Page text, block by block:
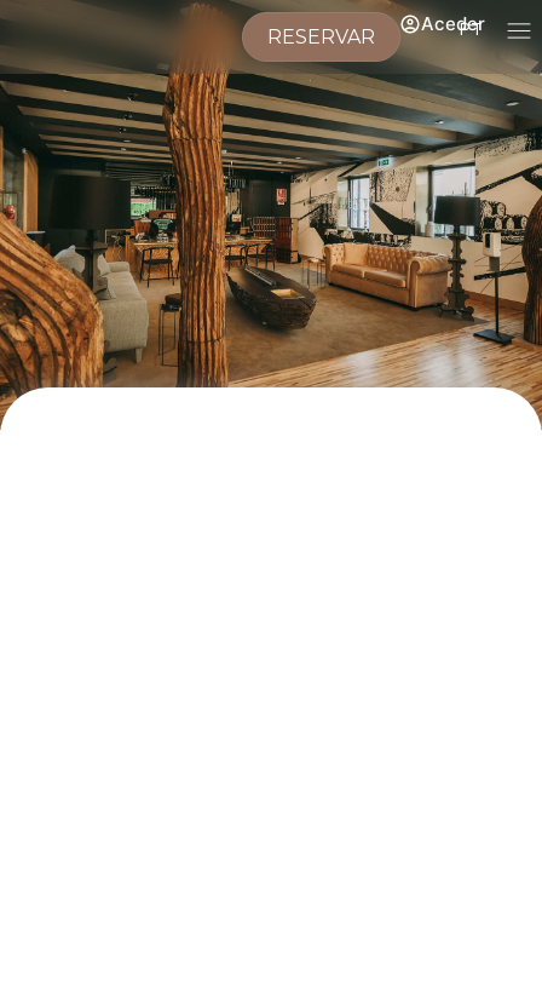
PT
Aceder
RESERVAR